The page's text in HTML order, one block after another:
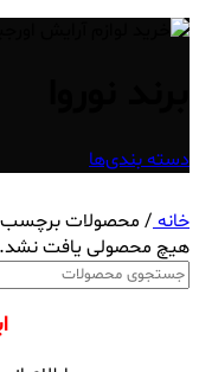
دسته بندی‌ها
خانه/ محصولات برچسب
هیچ محصولی یافت نشد.